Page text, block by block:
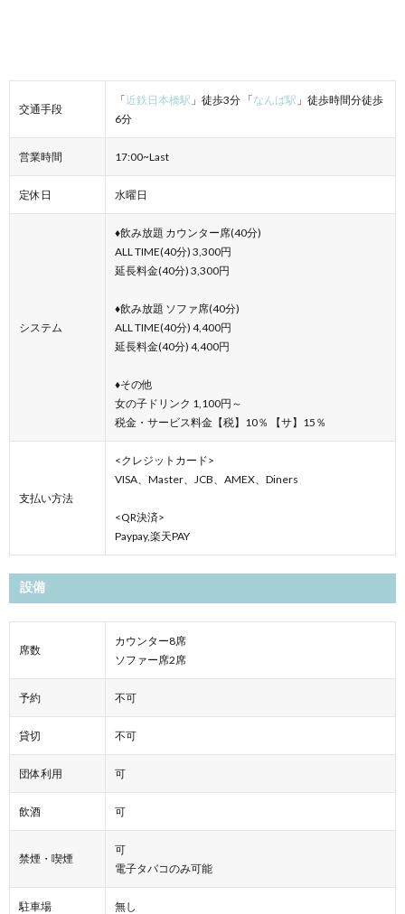
交通手段
「近鉄日本橋駅 」徒歩3分 「なんば駅 」徒歩時間分徒歩
6分
営業時間 17:00~Last
定休日 水曜日
システム
♦飲み放題 カウンター席(40分)
ALL TIME(40分) 3,300円
延長料金(40分) 3,300円
♦飲み放題 ソファ席(40分)
ALL TIME(40分) 4,400円
延長料金(40分) 4,400円
♦その他
女の子ドリンク 1,100円～
税金・サービス料金【税】10％ 【サ】15％
支払い方法
<クレジットカード>
VISA、Master、JCB、AMEX、Diners
<QR決済>
Paypay,楽天PAY
設備
席数
カウンター8席
ソファー席2席
予約 不可
貸切 不可
団体利用 可
飲酒 可
禁煙・喫煙
可
電子タバコのみ可能
駐車場 無し